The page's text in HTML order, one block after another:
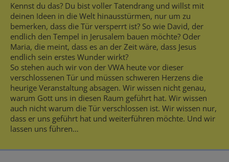
Kennst du das? Du bist voller Tatendrang und willst mit
deinen Ideen in die Welt hinausstürmen, nur um zu
bemerken, dass die Tür versperrt ist? So wie David, der
endlich den Tempel in Jerusalem bauen möchte? Oder
Maria, die meint, dass es an der Zeit wäre, dass Jesus
endlich sein erstes Wunder wirkt?
So stehen auch wir von der VWA heute vor dieser
verschlossenen Tür und müssen schweren Herzens die
heurige Veranstaltung absagen. Wir wissen nicht genau,
warum Gott uns in diesen Raum geführt hat. Wir wissen
auch nicht warum die Tür verschlossen ist. Wir wissen nur,
dass er uns geführt hat und weiterführen möchte. Und wir
lassen uns führen…